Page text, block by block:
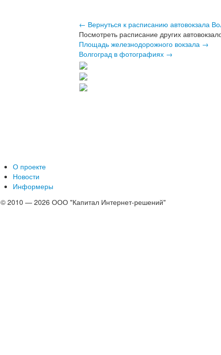
← Вернуться к расписанию автовокзала
Посмотреть расписание других
Площадь железнодорожного вокзала →
Волгоград в фотографиях →
О проекте
Новости
Информеры
© 2010 — 2026 ООО "Капитал Интернет-решений"